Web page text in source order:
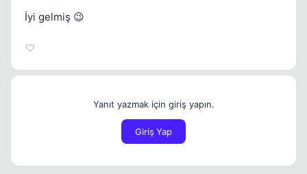
İyi gelmiş 😉
Yanıt yazmak için giriş yapın.
Giriş Yap